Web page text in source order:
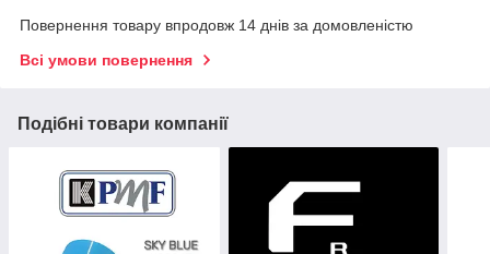
Повернення товару впродовж 14 днів за домовленістю
Всі умови повернення
Подібні товари компанії